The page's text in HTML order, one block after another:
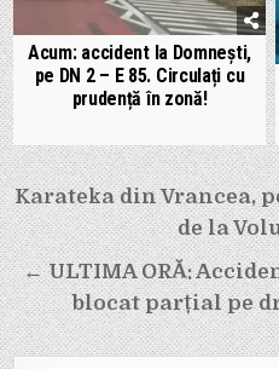
Acum: accident la Domnești,
pe DN 2 – E 85. Circulați cu
prudență în zonă!
Navigare
în
articole
Karateka din Vrancea,
de la
← ULTIMA ORĂ:
blocat parțial pe